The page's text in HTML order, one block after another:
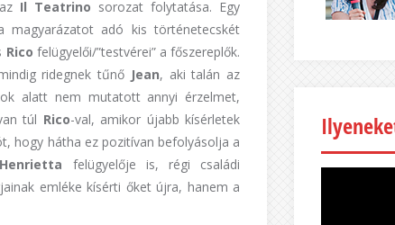
Il Teatrino sorozat folytatása. Egy
magyarázatot adó kis történetecskét
Rico felügyelői/”testvérei” a főszereplők.
ridegnek tűnő Jean, aki talán az
alatt nem mutatott annyi érzelmet,
túl Rico-val, amikor újabb kísérletek
hogy hátha ez pozitívan befolyásolja a
Henrietta felügyelője is, régi családi
emléke kísérti őket újra, hanem a